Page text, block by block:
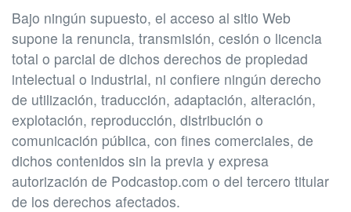
Bajo ningún supuesto, el acceso al sitio Web
supone la renuncia, transmisión, cesión o licencia
total o parcial de dichos derechos de propiedad
intelectual o industrial, ni confiere ningún derecho
de utilización, traducción, adaptación, alteración,
explotación, reproducción, distribución o
comunicación pública, con fines comerciales, de
dichos contenidos sin la previa y expresa
autorización de Podcastop.com o del tercero titular
de los derechos afectados.